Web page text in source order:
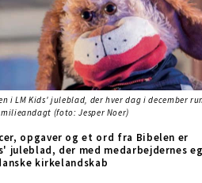
i LM Kids' juleblad, der hver dag i december
(foto: Jesper Noer)
opgaver og et ord fra Bibelen er
juleblad, der med medarbejdernes
kirkelandskab